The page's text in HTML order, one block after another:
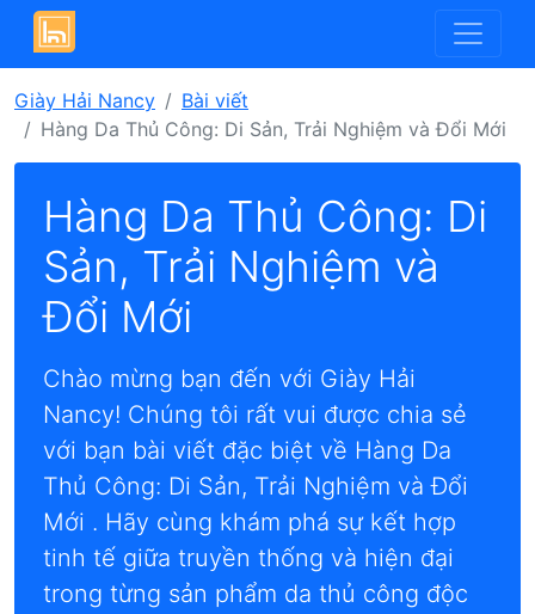
Giày Hải Nancy
Bài viết
Hàng Da Thủ Công: Di Sản, Trải Nghiệm và Đổi Mới
Hàng Da Thủ Công: Di
Sản, Trải Nghiệm và
Đổi Mới
Chào mừng bạn đến với Giày Hải
Nancy! Chúng tôi rất vui được chia sẻ
với bạn bài viết đặc biệt về Hàng Da
Thủ Công: Di Sản, Trải Nghiệm và Đổi
Mới . Hãy cùng khám phá sự kết hợp
tinh tế giữa truyền thống và hiện đại
trong từng sản phẩm da thủ công độc